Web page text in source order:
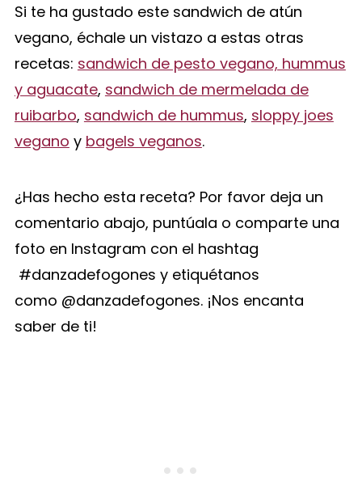
Si te ha gustado este sandwich de atún
vegano, échale un vistazo a estas otras
recetas: sandwich de pesto vegano, hummus
y aguacate, sandwich de mermelada de
ruibarbo, sandwich de hummus, sloppy joes
vegano y bagels veganos.
¿Has hecho esta receta? Por favor deja un
comentario abajo, puntúala o comparte una
foto en Instagram con el hashtag
#danzadefogones y etiquétanos
como @danzadefogones. ¡Nos encanta
saber de ti!